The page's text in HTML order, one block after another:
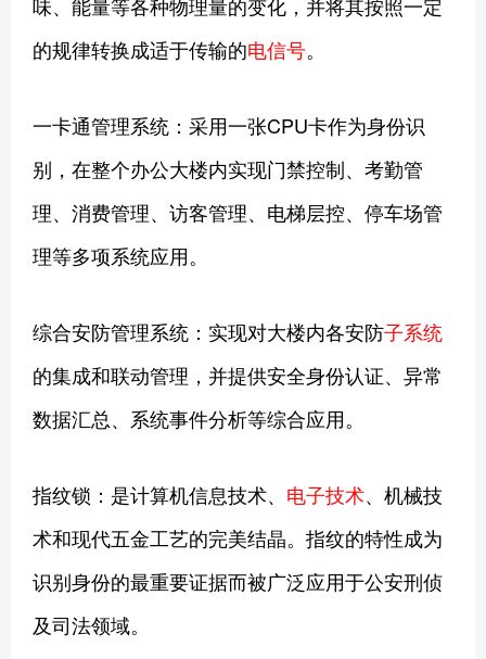
的规律转换成适于传输的电信号。
一卡通管理系统：采用一张CPU卡作为身份识
别，在整个办公大楼内实现门禁控制、考勤管
理、消费管理、访客管理、电梯层控、停车场管
理等多项系统应用。
综合安防管理系统：实现对大楼内各安防子系统
的集成和联动管理，并提供安全身份认证、异常
数据汇总、系统事件分析等综合应用。
指纹锁：是计算机信息技术、 电子技术、机械技
术和现代五金工艺的完美结晶。指纹的特性成为
识别身份的最重要证据而被广泛应用于公安刑侦
及司法领域。